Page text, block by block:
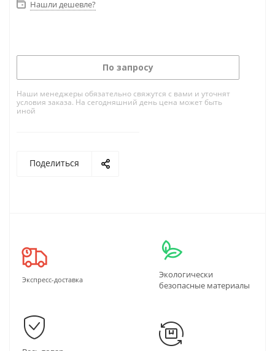
Нашли дешевле?
По запросу
Наши менеджеры обязательно свяжутся с вами и уточнят
условия заказа. На сегодняшний день цена может быть
иной
Поделиться
Экспресс-доставка
Экологически
безопасные материалы